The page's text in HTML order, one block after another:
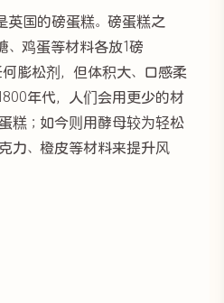
国的磅蛋糕。磅蛋糕之
、鸡蛋等材料各放1磅
何膨松剂，但体积大、口感柔
年代，人们会用更少的材
糕；如今则用酵母较为轻松
力、橙皮等材料来提升风